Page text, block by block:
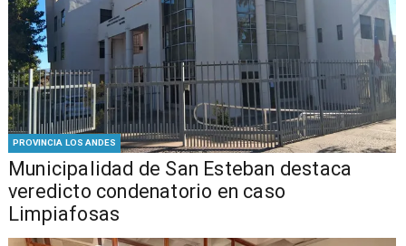
PROVINCIA LOS ANDES
Municipalidad de San Esteban destaca
veredicto condenatorio en caso
Limpiafosas